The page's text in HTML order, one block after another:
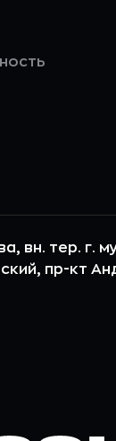
вн. тер. г.
пр-кт